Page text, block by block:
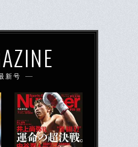
新号